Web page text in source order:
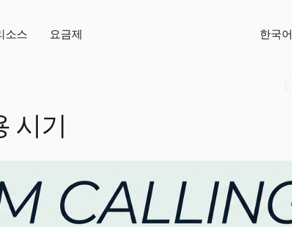
소스 요금제 한국어
시기